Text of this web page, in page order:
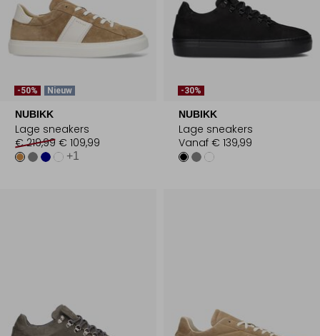
-50% Nieuw
NUBIKK
Lage sneakers
€ 219,99 € 109,99
+1
-30%
NUBIKK
Lage sneakers
Vanaf € 139,99